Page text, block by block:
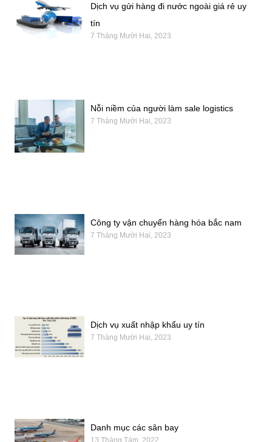
Dịch vụ gửi hàng đi nước ngoài giá rẻ uy
tín
7 Tháng Mười Hai, 2023
Nỗi niềm của người làm sale logistics
7 Tháng Mười Hai, 2023
Công ty vận chuyển hàng hóa bắc nam
7 Tháng Mười Hai, 2023
Dịch vụ xuất nhập khẩu uy tín
7 Tháng Mười Hai, 2023
Danh mục các sân bay
13 Tháng Tám, 2022